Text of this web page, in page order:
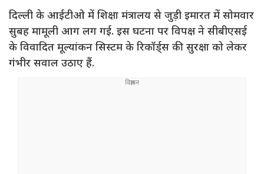
दिल्ली के आईटीओ में शिक्षा मंत्रालय से जुड़ी इमारत में सोमवार
सुबह मामूली आग लग गई. इस घटना पर विपक्ष ने सीबीएसई
के विवादित मूल्यांकन सिस्टम के रिकॉर्ड्स की सुरक्षा को लेकर
गंभीर सवाल उठाए हैं.